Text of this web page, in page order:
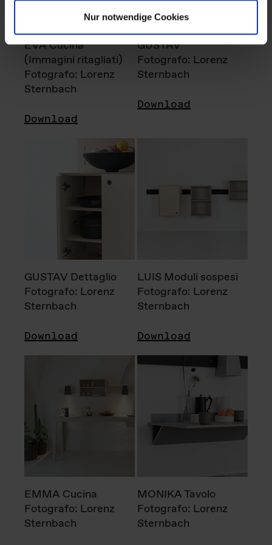
Nur notwendige Cookies
EVA Cucina
(Immagini ritagliati)
Fotografo: Lorenz
Sternbach
Download
GUSTAV
Fotografo: Lorenz
Sternbach
Download
GUSTAV Dettaglio
Fotografo: Lorenz
Sternbach
Download
LUIS Moduli sospesi
Fotografo: Lorenz
Sternbach
Download
EMMA Cucina
Fotografo: Lorenz
Sternbach
MONIKA Tavolo
Fotografo: Lorenz
Sternbach